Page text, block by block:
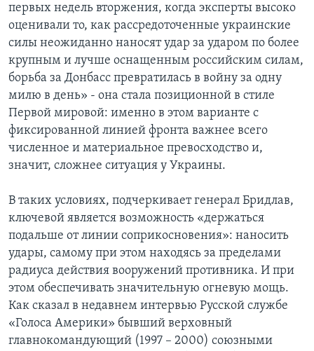
первых недель вторжения, когда эксперты высоко
оценивали то, как рассредоточенные украинские
силы неожиданно наносят удар за ударом по более
крупным и лучше оснащенным российским силам,
борьба за Донбасс превратилась в войну за одну
милю в день» - она стала позиционной в стиле
Первой мировой: именно в этом варианте с
фиксированной линией фронта важнее всего
численное и материальное превосходство и,
значит, сложнее ситуация у Украины.
В таких условиях, подчеркивает генерал Бридлав,
ключевой является возможность «держаться
подальше от линии соприкосновения»: наносить
удары, самому при этом находясь за пределами
радиуса действия вооружений противника. И при
этом обеспечивать значительную огневую мощь.
Как сказал в недавнем интервью Русской службе
«Голоса Америки» бывший верховный
главнокомандующий (1997 – 2000) союзными